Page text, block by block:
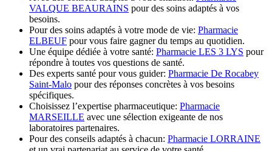
VALQUE BEAURAINS pour des soins adaptés à vos
besoins.
Pour des soins adaptés à votre mode de vie: Pharmacie
ELBEUF pour vous faire gagner du temps au quotidien.
Une équipe dédiée à votre santé: Pharmacie LES 3 LYS pour
répondre à toutes vos questions de santé.
Des experts santé pour vous guider: Pharmacie De Rocabey
Saint-Malo pour des réponses concrètes à vos besoins
spécifiques.
Choisissez l’expertise pharmaceutique: Pharmacie
MARSEILLE avec une sélection exigeante de nos
laboratoires partenaires.
Pour des conseils adaptés à chacun: Pharmacie LORRAINE